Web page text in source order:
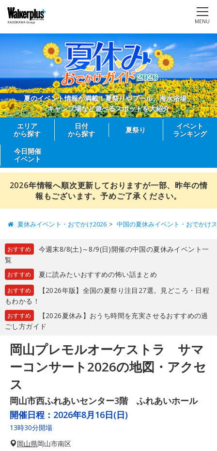
MENU
夏のイベント情報が満載！夏祭りやプール、海水浴場、
キャンプ場など遊べるスポットを大紹介
エリア
から探す
日付
から探す
夏祭り
イベント
ランキング
今日開催
イベント
2026年情報へ順次更新しておりますが一部、昨年の情
報もございます。予めご了承ください。
夏休みイベント・おでかけ2026 中国の夏休みイベント・おでかけ
おすすめ
今週末8/8(土)～8/9(日)開催の中国の夏休みイベント一
覧
おすすめ 夏に読みたいおすすめの怖い話まとめ
おすすめ
【2026年版】全国の夏祭り注目27選。見どころ・日程
もわかる！
おすすめ
【2026夏休み】おうち時間を充実させるおすすめの過
ごし方ガイド
岡山プレモルオーケストラ サマ
ーコンサート2026の地図・アクセ
ス
岡山市西ふれあいセンター3階 ふれあいホール
開催日程： 2026年8月16日(日)
13時30分開場
岡山県岡山市南区